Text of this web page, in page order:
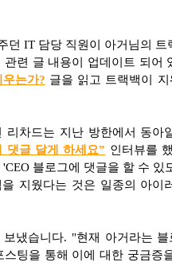
던 IT 담당 직원이 아거님의 트
관련 글 내용이 업데이트 되어
는가? 글을 읽고 트랙백이
리차드는 지난 방한에서 동아
댓글 달게 하세요” 인터뷰를
블로그에 댓글을 할 수 있
지웠다는 것은 일종의 아이
냈습니다. "현재 아거라는
스팅을 통해 이에 대한 궁금증